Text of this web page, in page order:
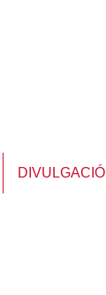
DIVULGACIÓ